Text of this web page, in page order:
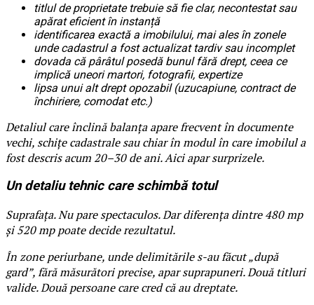
titlul de proprietate trebuie să fie clar, necontestat sau
apărat eficient în instanță
identificarea exactă a imobilului, mai ales în zonele
unde cadastrul a fost actualizat tardiv sau incomplet
dovada că pârâtul posedă bunul fără drept, ceea ce
implică uneori martori, fotografii, expertize
lipsa unui alt drept opozabil (uzucapiune, contract de
închiriere, comodat etc.)
Detaliul care înclină balanța apare frecvent în documente
vechi, schițe cadastrale sau chiar în modul în care imobilul a
fost descris acum 20–30 de ani. Aici apar surprizele.
Un detaliu tehnic care schimbă totul
Suprafața. Nu pare spectaculos. Dar diferența dintre 480 mp
și 520 mp poate decide rezultatul.
În zone periurbane, unde delimitările s-au făcut „după
gard”, fără măsurători precise, apar suprapuneri. Două titluri
valide. Două persoane care cred că au dreptate.